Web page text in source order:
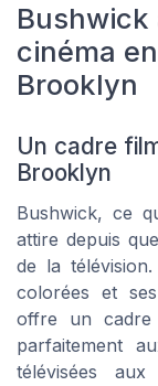
cinéma
Brooklyn
Un cadre
Brooklyn
Bushwick, ce
attire depuis
de la
colorées et
offre un
parfaitement
télévisées